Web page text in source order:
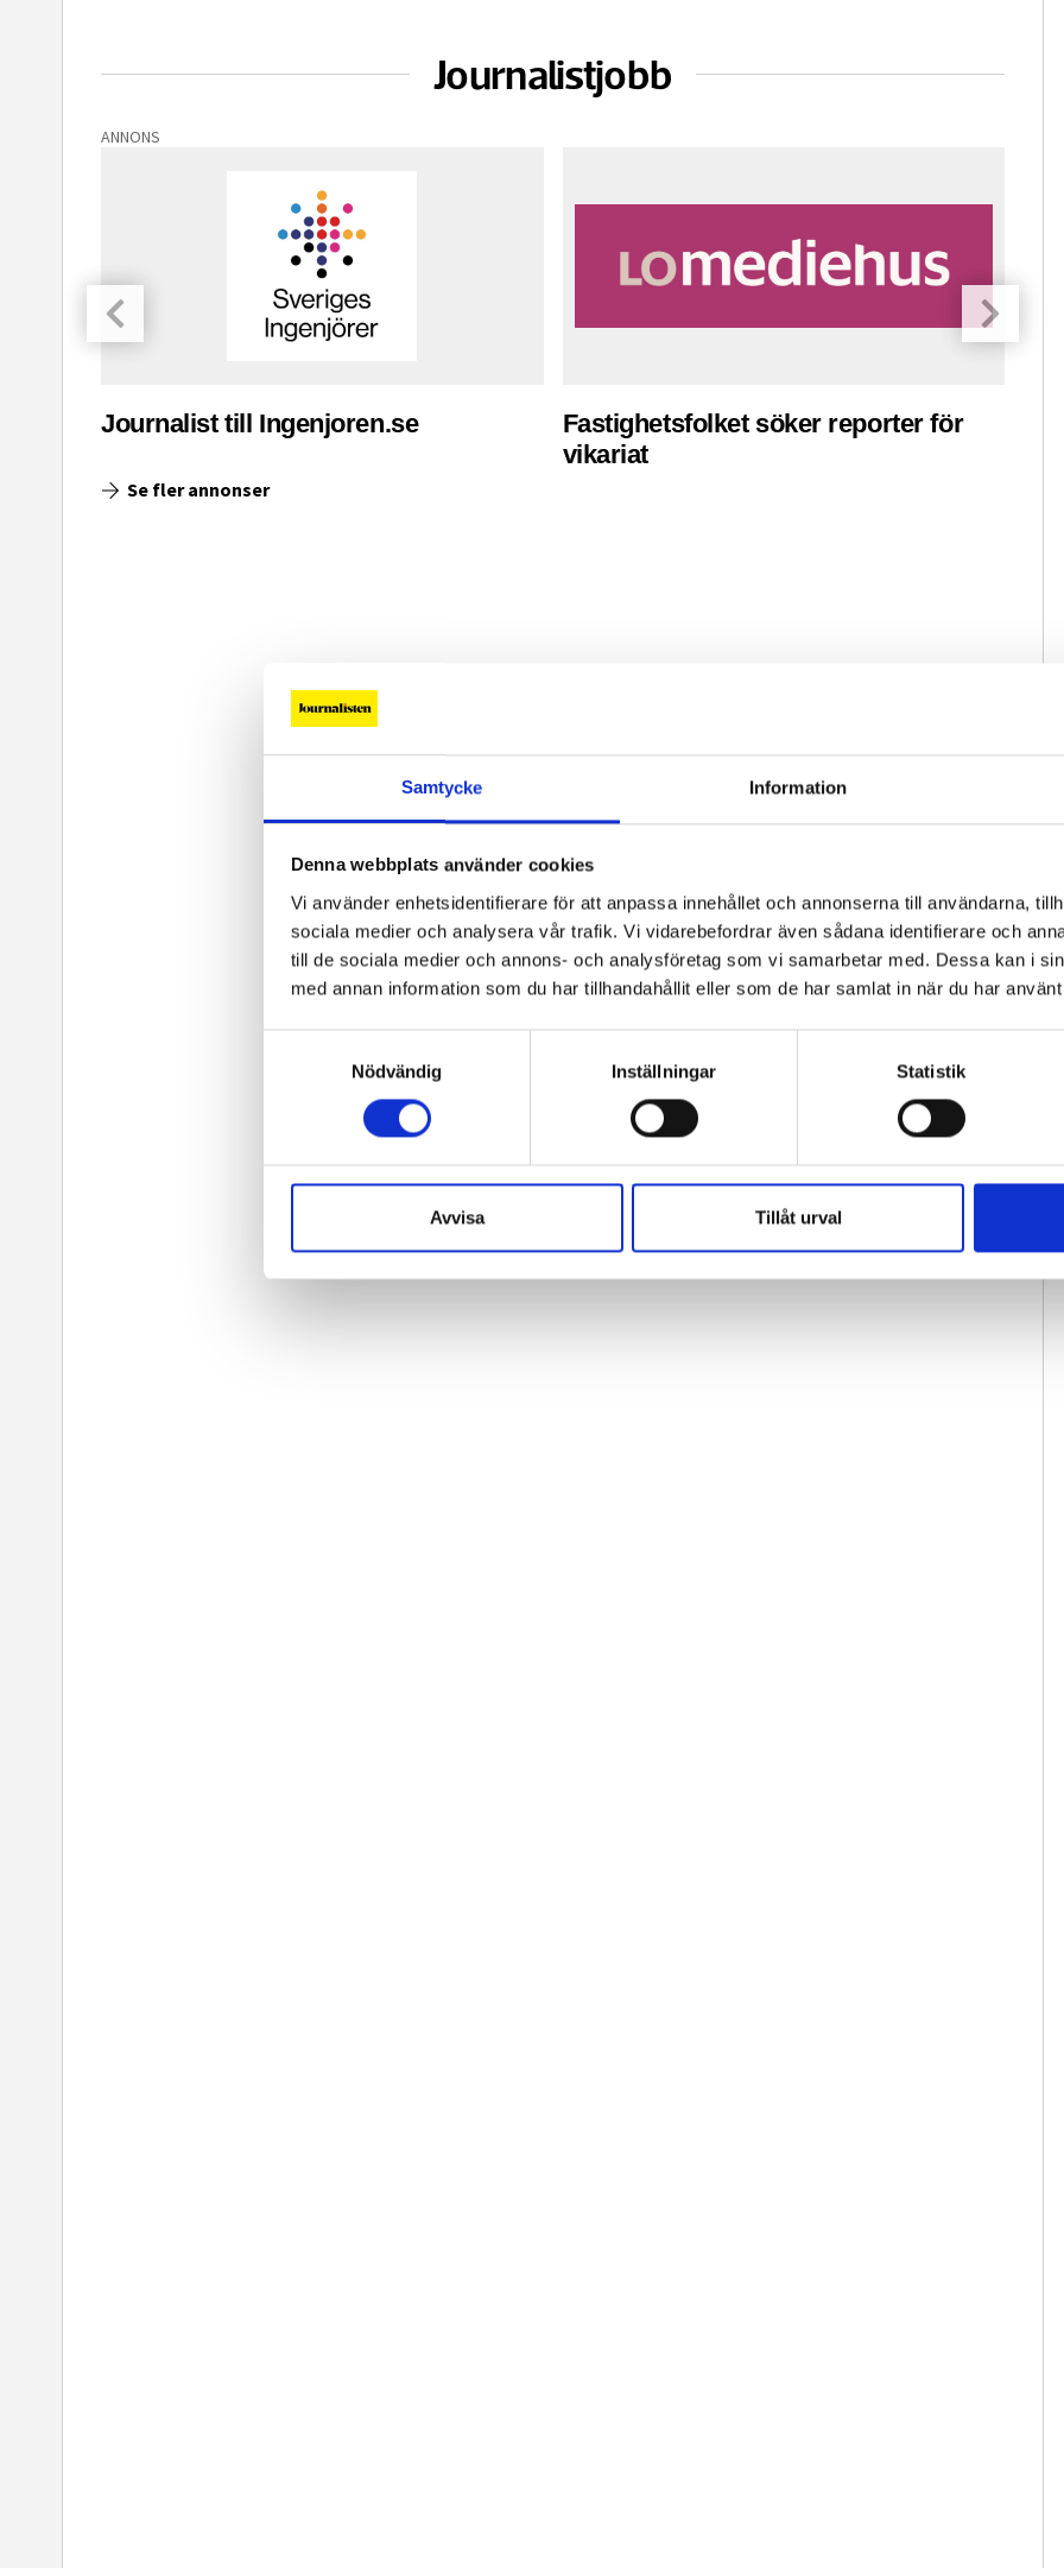
Samtycke Information
Denna webbplats använder cookies
Vi använder enhetsidentifierare för att anpassa innehållet och annonserna till användarna,
sociala medier och analysera vår trafik. Vi vidarebefordrar även sådana identifierare och
till de sociala medier och annons- och analysföretag som vi samarbetar med. Dessa kan i
med annan information som du har tillhandahållit eller som de har samlat in när du har
Nödvändig
Inställningar Statistik
Avvisa Tillåt urval
Journalistjobb
ANNONS
Journalist till Ingenjoren.se
Fastighetsfolket söker reporter för
vikariat
Se fler annonser